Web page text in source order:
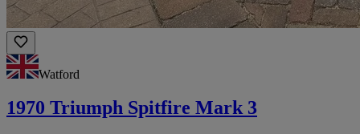
Watford
1970 Triumph Spitfire Mark 3